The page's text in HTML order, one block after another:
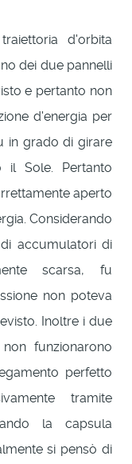
d'orbita
dei due pannelli
e pertanto non
d'energia per
in grado di girare
il Sole. Pertanto
aperto
Considerando
accumulatori di
scarsa, fu
non poteva
Inoltre i due
funzionarono
perfetto
tramite
la capsula
si pensò di